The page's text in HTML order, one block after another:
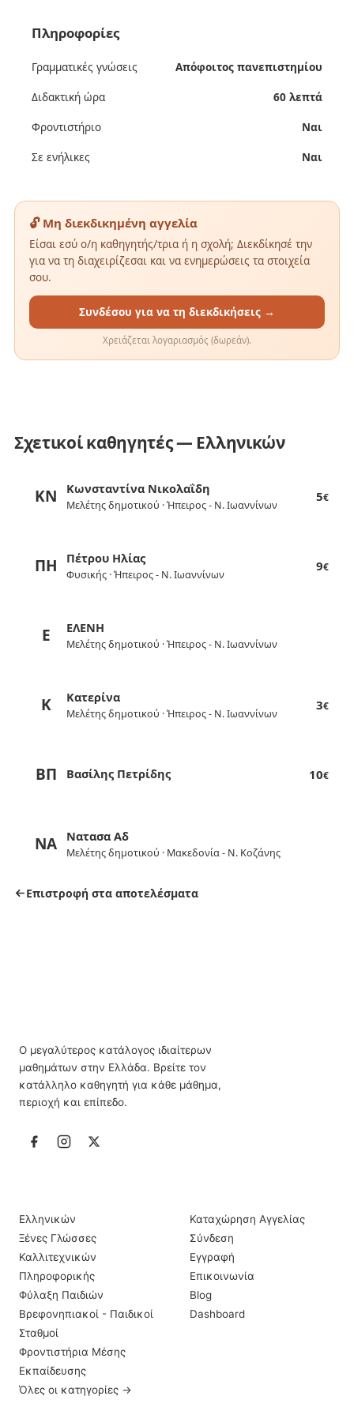
Πληροφορίες
Γραμματικές γνώσεις Απόφοιτος πανεπιστημίου
Διδακτική ώρα 60 λεπτά
Φροντιστήριο Ναι
Σε ενήλικες Ναι
🔓 Μη διεκδικημένη αγγελία
Είσαι εσύ ο/η καθηγητής/τρια ή η σχολή; Διεκδίκησέ την
για να τη διαχειρίζεσαι και να ενημερώσεις τα στοιχεία
σου.
Συνδέσου για να τη διεκδικήσεις →
Χρειάζεται λογαριασμός (δωρεάν).
Σχετικοί καθηγητές — Ελληνικών
ΚΝ Κωνσταντίνα Νικολαΐδη
Μελέτης δημοτικού · Ήπειρος - Ν. Ιωαννίνων
5€
ΠΗ Πέτρου Ηλίας
Φυσικής · Ήπειρος - Ν. Ιωαννίνων
9€
Ε ΕΛΕΝΗ
Μελέτης δημοτικού · Ήπειρος - Ν. Ιωαννίνων
Κ Κατερίνα
Μελέτης δημοτικού · Ήπειρος - Ν. Ιωαννίνων
3€
ΒΠ Βασίλης Πετρίδης 10€
ΝΑ Νατασα Αδ
Μελέτης δημοτικού · Μακεδονία - Ν. Κοζάνης
Επιστροφή στα αποτελέσματα
Ο μεγαλύτερος κατάλογος ιδιαίτερων
μαθημάτων στην Ελλάδα. Βρείτε τον
κατάλληλο καθηγητή για κάθε μάθημα,
περιοχή και επίπεδο.
Ελληνικών
Ξένες Γλώσσες
Καλλιτεχνικών
Πληροφορικής
Φύλαξη Παιδιών
Βρεφονηπιακοί - Παιδικοί
Σταθμοί
Φροντιστήρια Μέσης
Εκπαίδευσης
Όλες οι κατηγορίες →
Καταχώρηση Αγγελίας
Σύνδεση
Εγγραφή
Επικοινωνία
Blog
Dashboard